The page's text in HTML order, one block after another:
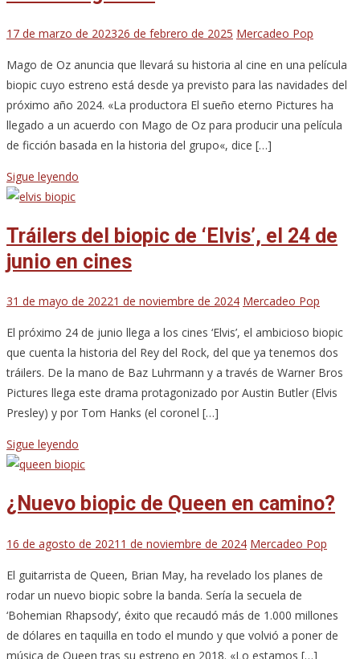
17 de marzo de 202326 de febrero de 2025 Mercadeo Pop
Mago de Oz anuncia que llevará su historia al cine en una película
biopic cuyo estreno está desde ya previsto para las navidades del
próximo año 2024. «La productora El sueño eterno Pictures ha
llegado a un acuerdo con Mago de Oz para producir una película
de ficción basada en la historia del grupo«, dice […]
Sigue leyendo
Tráilers del biopic de ‘Elvis’, el 24 de
junio en cines
31 de mayo de 20221 de noviembre de 2024 Mercadeo Pop
El próximo 24 de junio llega a los cines ‘Elvis’, el ambicioso biopic
que cuenta la historia del Rey del Rock, del que ya tenemos dos
tráilers. De la mano de Baz Luhrmann y a través de Warner Bros
Pictures llega este drama protagonizado por Austin Butler (Elvis
Presley) y por Tom Hanks (el coronel […]
Sigue leyendo
¿Nuevo biopic de Queen en camino?
16 de agosto de 2021 1 de noviembre de 2024 Mercadeo Pop
El guitarrista de Queen, Brian May, ha revelado los planes de
rodar un nuevo biopic sobre la banda. Sería la secuela de
‘Bohemian Rhapsody’, éxito que recaudó más de 1.000 millones
de dólares en taquilla en todo el mundo y que volvió a poner de
música de Queen tras su estreno en 2018. «Lo estamos […]